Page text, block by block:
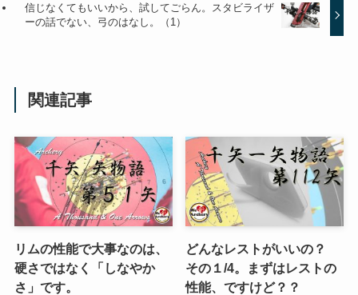
信じなくてもいいから、試してごらん。スタビライザ
ーの話でない、弓のはなし。（1）
関連記事
リムの性能で大事なのは、
硬さではなく「しなやか
さ」です。
どんなレストがいいの？
その１/4。まずはレストの
性能、ですけど？？